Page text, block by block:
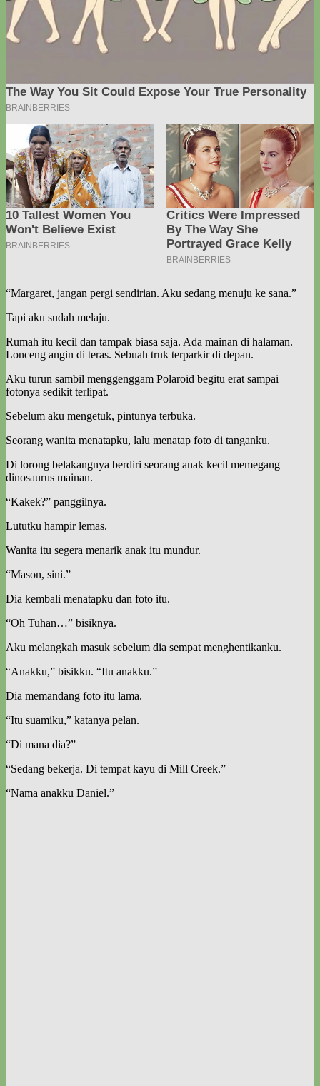
“Margaret, jangan pergi sendirian. Aku sedang menuju ke sana.”
Tapi aku sudah melaju.
Rumah itu kecil dan tampak biasa saja. Ada mainan di halaman.
Lonceng angin di teras. Sebuah truk terparkir di depan.
Aku turun sambil menggenggam Polaroid begitu erat sampai
fotonya sedikit terlipat.
Sebelum aku mengetuk, pintunya terbuka.
Seorang wanita menatapku, lalu menatap foto di tanganku.
Di lorong belakangnya berdiri seorang anak kecil memegang
dinosaurus mainan.
“Kakek?” panggilnya.
Lututku hampir lemas.
Wanita itu segera menarik anak itu mundur.
“Mason, sini.”
Dia kembali menatapku dan foto itu.
“Oh Tuhan…” bisiknya.
Aku melangkah masuk sebelum dia sempat menghentikanku.
“Anakku,” bisikku. “Itu anakku.”
Dia memandang foto itu lama.
“Itu suamiku,” katanya pelan.
“Di mana dia?”
“Sedang bekerja. Di tempat kayu di Mill Creek.”
“Nama anakku Daniel.”